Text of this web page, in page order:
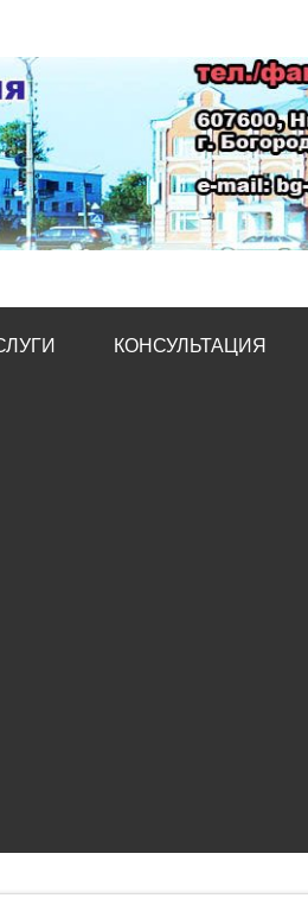
КОНСУЛЬТАЦИЯ